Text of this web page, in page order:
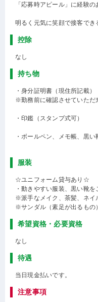
「応募時アピール」に経験
明るく元気に笑顔で接客でき
控除
なし
持ち物
・身分証明書（現住所記載）
※勤務前に確認させていただ
・印鑑（スタンプ式可）
・ボールペン、メモ帳、黒い
服装
☆ユニフォーム貸与あり☆
・動きやすい服装、黒い靴
※派手なメイク、茶髪、ネイ
※サンダル（素足が出るもの
希望資格・必要資格
なし
待遇
当日現金払いです。
注意事項